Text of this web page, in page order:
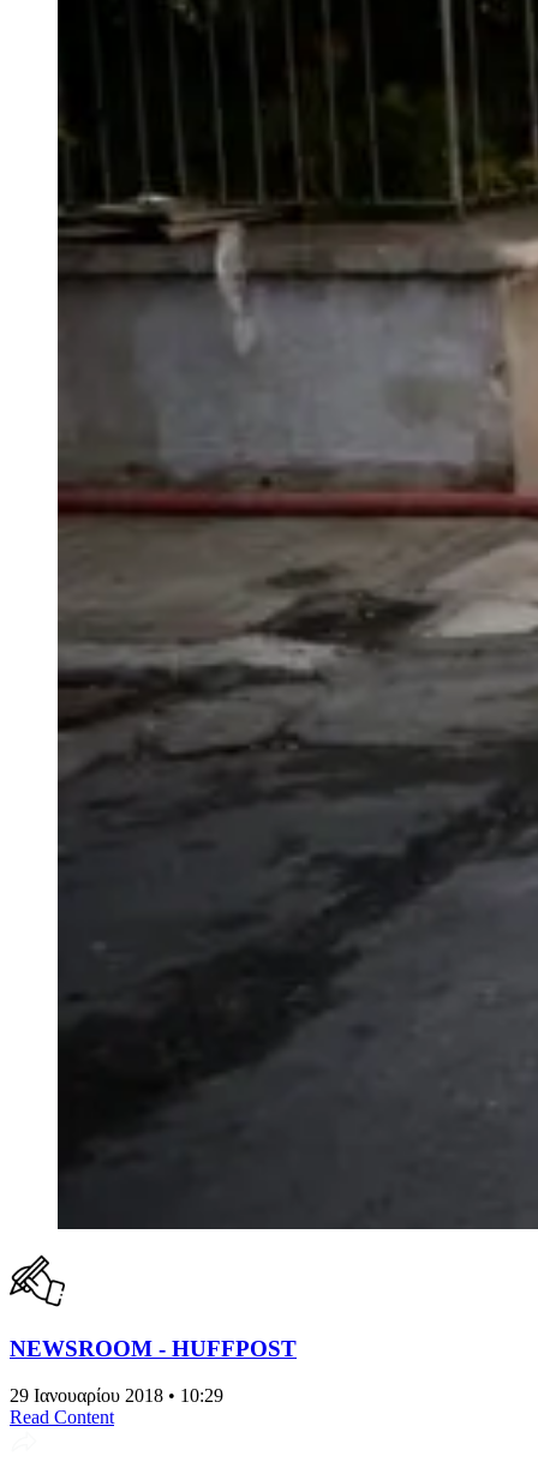
NEWSROOM - HUFFPOST
29 Ιανουαρίου 2018 • 10:29
Read Content